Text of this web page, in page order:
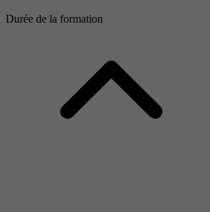
Durée de la formation